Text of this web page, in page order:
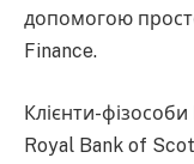
допомогою
Finance.
Клієнти-
Royal Bank of